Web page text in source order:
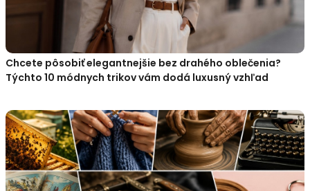
Chcete pôsobiť elegantnejšie bez drahého oblečenia?
Týchto 10 módnych trikov vám dodá luxusný vzhľad